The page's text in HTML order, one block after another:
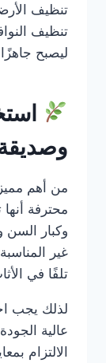
تنظيف
تنظيف
ليصبح
وصديقة
من أهم
محترفة
وكبار السن
غير
تلفًا في
لذلك يجب
عالية
الالتزام